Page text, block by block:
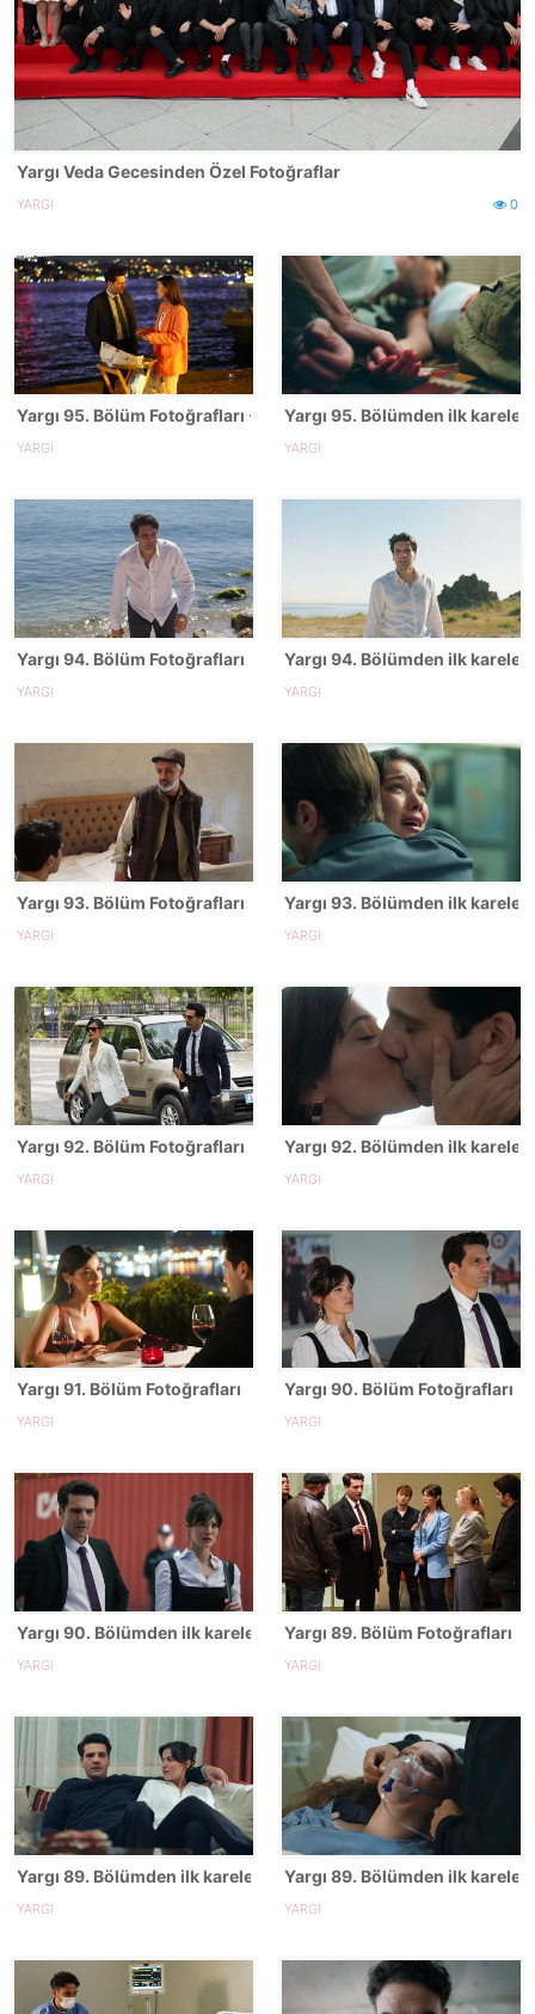
Yargı Veda Gecesinden Özel Fotoğraflar
0
YARGI
Yargı 95. Bölüm Fotoğrafları - FİNAL
YARGI
Yargı 95. Bölümden ilk kareler!
YARGI
Yargı 94. Bölüm Fotoğrafları
YARGI
Yargı 94. Bölümden ilk kareler!
YARGI
Yargı 93. Bölüm Fotoğrafları
YARGI
Yargı 93. Bölümden ilk kareler!
YARGI
Yargı 92. Bölüm Fotoğrafları
YARGI
Yargı 92. Bölümden ilk kareler!
YARGI
Yargı 91. Bölüm Fotoğrafları
YARGI
Yargı 90. Bölüm Fotoğrafları
YARGI
Yargı 90. Bölümden ilk kareler!
YARGI
Yargı 89. Bölüm Fotoğrafları
YARGI
Yargı 89. Bölümden ilk kareler - 2
YARGI
Yargı 89. Bölümden ilk kareler!
YARGI